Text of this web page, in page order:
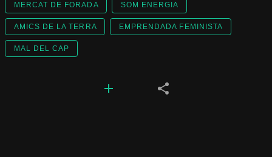
MERCAT DE FORADA SOM ENERGIA
AMICS DE LA TERRA EMPRENDADA FEMINISTA
MAL DEL CAP